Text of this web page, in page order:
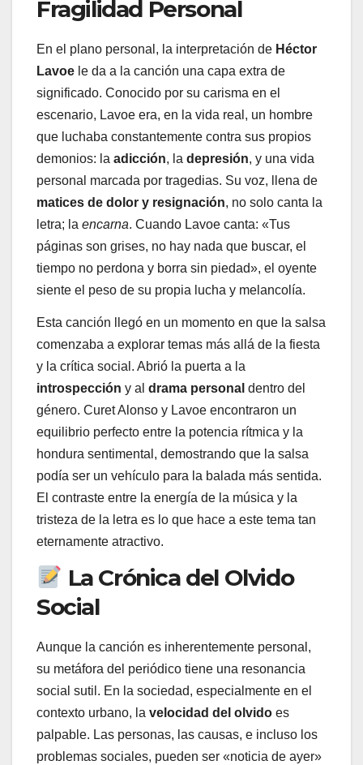
Fragilidad Personal
En el plano personal, la interpretación de Héctor
Lavoe le da a la canción una capa extra de
significado. Conocido por su carisma en el
escenario, Lavoe era, en la vida real, un hombre
que luchaba constantemente contra sus propios
demonios: la adicción, la depresión, y una vida
personal marcada por tragedias. Su voz, llena de
matices de dolor y resignación, no solo canta la
letra; la encarna. Cuando Lavoe canta: «Tus
páginas son grises, no hay nada que buscar, el
tiempo no perdona y borra sin piedad», el oyente
siente el peso de su propia lucha y melancolía.
Esta canción llegó en un momento en que la salsa
comenzaba a explorar temas más allá de la fiesta
y la crítica social. Abrió la puerta a la
introspección y al drama personal dentro del
género. Curet Alonso y Lavoe encontraron un
equilibrio perfecto entre la potencia rítmica y la
hondura sentimental, demostrando que la salsa
podía ser un vehículo para la balada más sentida.
El contraste entre la energía de la música y la
tristeza de la letra es lo que hace a este tema tan
eternamente atractivo.
La Crónica del Olvido
Social
Aunque la canción es inherentemente personal,
su metáfora del periódico tiene una resonancia
social sutil. En la sociedad, especialmente en el
contexto urbano, la velocidad del olvido es
palpable. Las personas, las causas, e incluso los
problemas sociales, pueden ser «noticia de ayer»